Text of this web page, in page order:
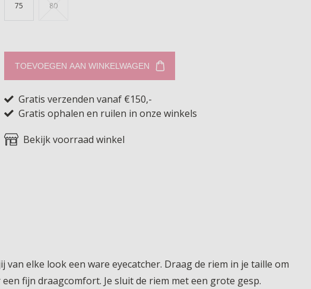
75 80
TOEVOEGEN AAN WINKELWAGEN
Gratis verzenden vanaf €150,-
Gratis ophalen en ruilen in onze winkels
Bekijk voorraad winkel
elke look een ware eyecatcher. Draag de riem in je taille om
fijn draagcomfort. Je sluit de riem met een grote gesp.